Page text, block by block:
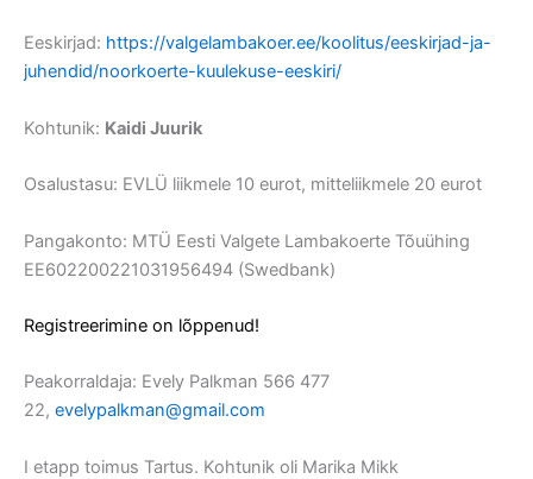
Eeskirjad: https://valgelambakoer.ee/koolitus/eeskirjad-ja-
juhendid/noorkoerte-kuulekuse-eeskiri/
Kohtunik: Kaidi Juurik
Osalustasu: EVLÜ liikmele 10 eurot, mitteliikmele 20 eurot
Pangakonto: MTÜ Eesti Valgete Lambakoerte Tõuühing
EE602200221031956494 (Swedbank)
Registreerimine on lõppenud!
Peakorraldaja: Evely Palkman 566 477
22, evelypalkman@gmail.com
I etapp toimus Tartus. Kohtunik oli Marika Mikk